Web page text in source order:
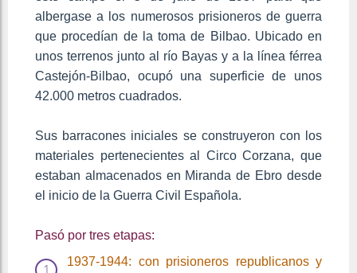
albergase a los numerosos prisioneros de guerra
que procedían de la toma de Bilbao. Ubicado en
unos terrenos junto al río Bayas y a la línea férrea
Castejón-Bilbao, ocupó una superficie de unos
42.000 metros cuadrados.
Sus barracones iniciales se construyeron con los
materiales pertenecientes al Circo Corzana, que
estaban almacenados en Miranda de Ebro desde
el inicio de la Guerra Civil Española.
Pasó por tres etapas:
1937-1944: con prisioneros republicanos y